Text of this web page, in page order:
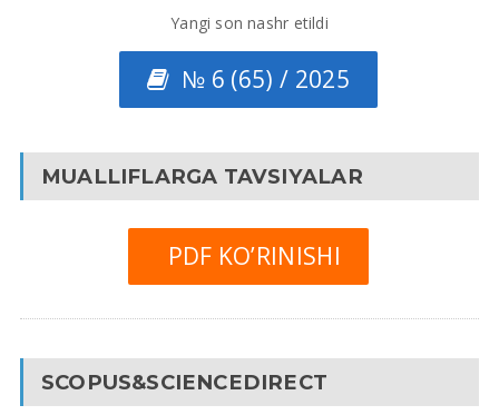
Yangi son nashr etildi
№ 6 (65) / 2025
MUALLIFLARGA TAVSIYALAR
PDF KO’RINISHI
SCOPUS&SCIENCEDIRECT